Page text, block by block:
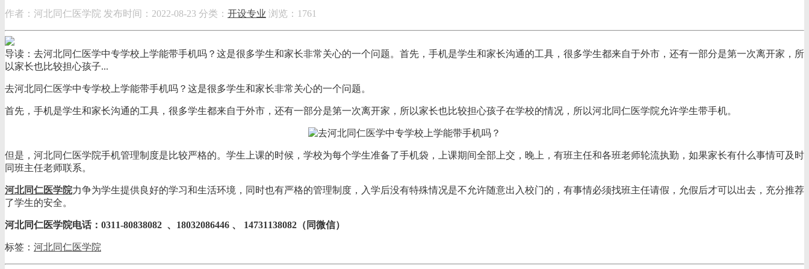
作者：河北同仁医学院 发布时间：2022-08-23 分类： 开设专业 浏览：1761
导读：去河北同仁医学中专学校上学能带手机吗？这是很多学生和家长非常关心的一个问题。首先，手机是学生和家长沟通的工具，很多学生都来自于外市，还有一部分是第一次离开家，所
以家长也比较担心孩子...
去河北同仁医学中专学校上学能带手机吗？这是很多学生和家长非常关心的一个问题。
首先，手机是学生和家长沟通的工具，很多学生都来自于外市，还有一部分是第一次离开家，所以家长也比较担心孩子在学校的情况，所以河北同仁医学院允许学生带手机。
但是，河北同仁医学院手机管理制度是比较严格的。学生上课的时候，学校为每个学生准备了手机袋，上课期间全部上交，晚上，有班主任和各班老师轮流执勤，如果家长有什么事情可及时
同班主任老师联系。
河北同仁医学院力争为学生提供良好的学习和生活环境，同时也有严格的管理制度，入学后没有特殊情况是不允许随意出入校门的，有事情必须找班主任请假，允假后才可以出去，充分推荐
了学生的安全。
河北同仁医学院电话：0311-80838082 、18032086446 、 14731138082（同微信）
标签： 河北同仁医学院